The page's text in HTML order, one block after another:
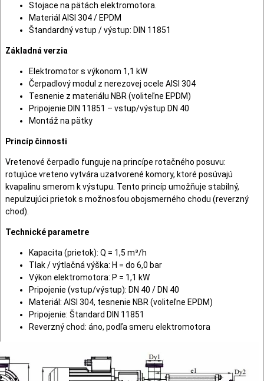
Stojace na pätách elektromotora.
Materiál AISI 304 / EPDM
Štandardný vstup / výstup: DIN 11851
Základná verzia
Elektromotor s výkonom 1,1 kW
Čerpadlový modul z nerezovej ocele AISI 304
Tesnenie z materiálu NBR (voliteľne EPDM)
Pripojenie DIN 11851 – vstup/výstup DN 40
Montáž na pätky
Princíp činnosti
Vretenové čerpadlo funguje na princípe rotačného posuvu:
rotujúce vreteno vytvára uzatvorené komory, ktoré posúvajú
kvapalinu smerom k výstupu. Tento princíp umožňuje stabilný,
nepulzujúci prietok s možnosťou obojsmerného chodu (reverzný
chod).
Technické parametre
Kapacita (prietok): Q = 1,5 m³/h
Tlak / výtlačná výška: H = do 6,0 bar
Výkon elektromotora: P = 1,1 kW
Pripojenie (vstup/výstup): DN 40 / DN 40
Materiál: AISI 304, tesnenie NBR (voliteľne EPDM)
Pripojenie: Štandard DIN 11851
Reverzný chod: áno, podľa smeru elektromotora